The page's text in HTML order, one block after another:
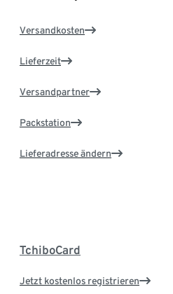
Versandkosten
Lieferzeit
Versandpartner
Packstation
Lieferadresse ändern
TchiboCard
Jetzt kostenlos registrieren